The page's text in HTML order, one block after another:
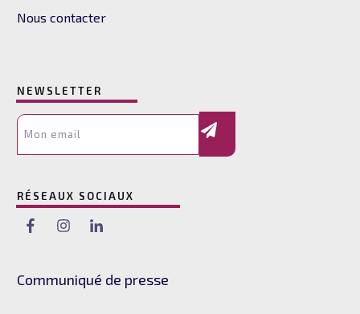
Nous contacter
NEWSLETTER
RÉSEAUX SOCIAUX
Communiqué de presse